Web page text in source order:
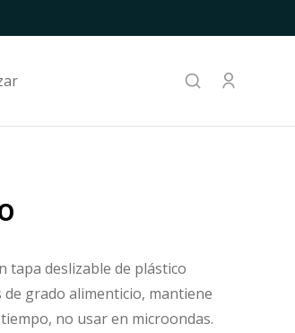
tapa deslizable de plástico
grado alimenticio, mantiene
no usar en microondas.